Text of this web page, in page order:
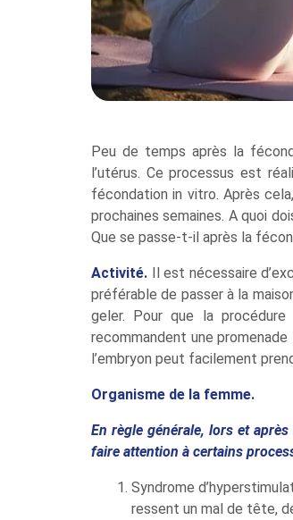
Peu de temps après la
l’utérus. Ce processus est
fécondation in vitro. Après
prochaines semaines. A quoi
Que se passe-t-il après la
Activité. Il est nécessaire
préférable de passer à la
geler. Pour que la
recommandent une promenade
l’embryon peut facilement
Organisme de la femme.
En règle générale, lors et
faire attention à certains
Syndrome
ressent un mal de tête,